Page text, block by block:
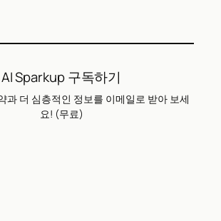
AI Sparkup 구독하기
과 더 심층적인 정보를 이메일로 받아 보세
요! (무료)